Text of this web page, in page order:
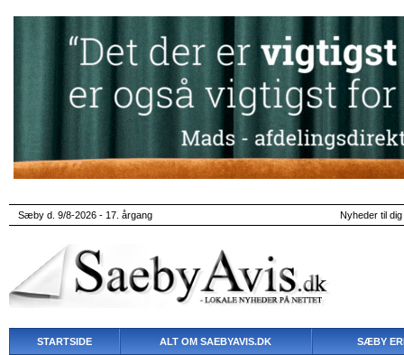
Sæby d. 9/8-2026 - 17. årgang Nyheder til
STARTSIDE ALT OM SAEBYAVIS.DK SÆBY